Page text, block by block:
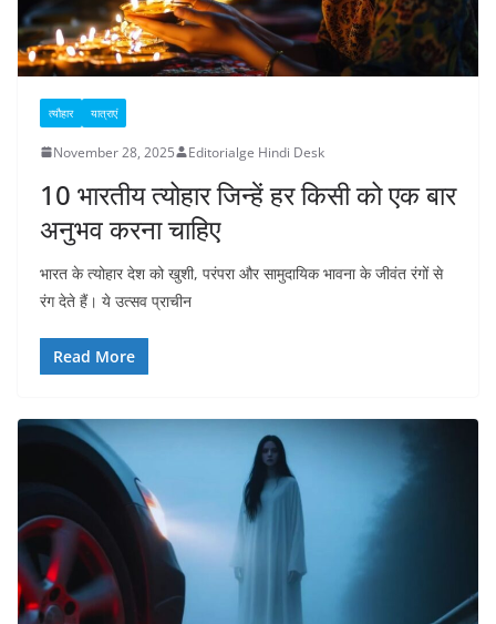
त्यौहार यात्राएं
November 28, 2025 Editorialge Hindi Desk
10 भारतीय त्योहार जिन्हें हर किसी को एक बार
अनुभव करना चाहिए
भारत के त्योहार देश को खुशी, परंपरा और सामुदायिक भावना के जीवंत रंगों से
रंग देते हैं। ये उत्सव प्राचीन
Read More